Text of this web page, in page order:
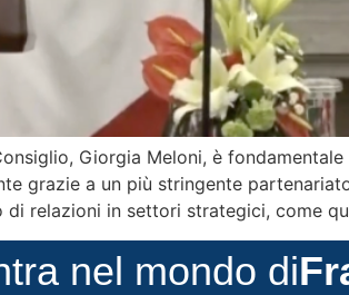
Giorgia Meloni, è
grazie a un più stringente
di relazioni in settori strategici, come
nel mondo di